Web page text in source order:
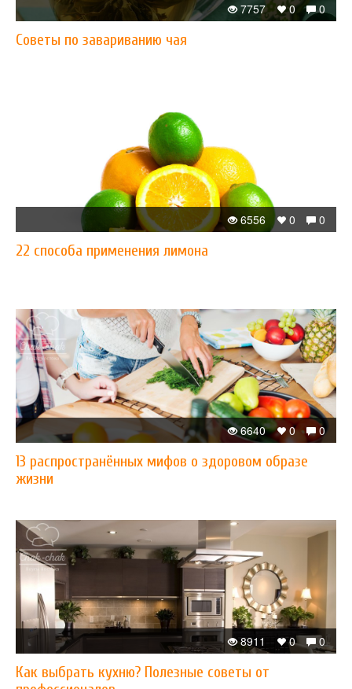
0
0
7757
Советы по завариванию чая
0
0
6556
22 способа применения лимона
0
0
6640
13 распространённых мифов о здоровом образе
жизни
0
0
8911
Как выбрать кухню? Полезные советы от